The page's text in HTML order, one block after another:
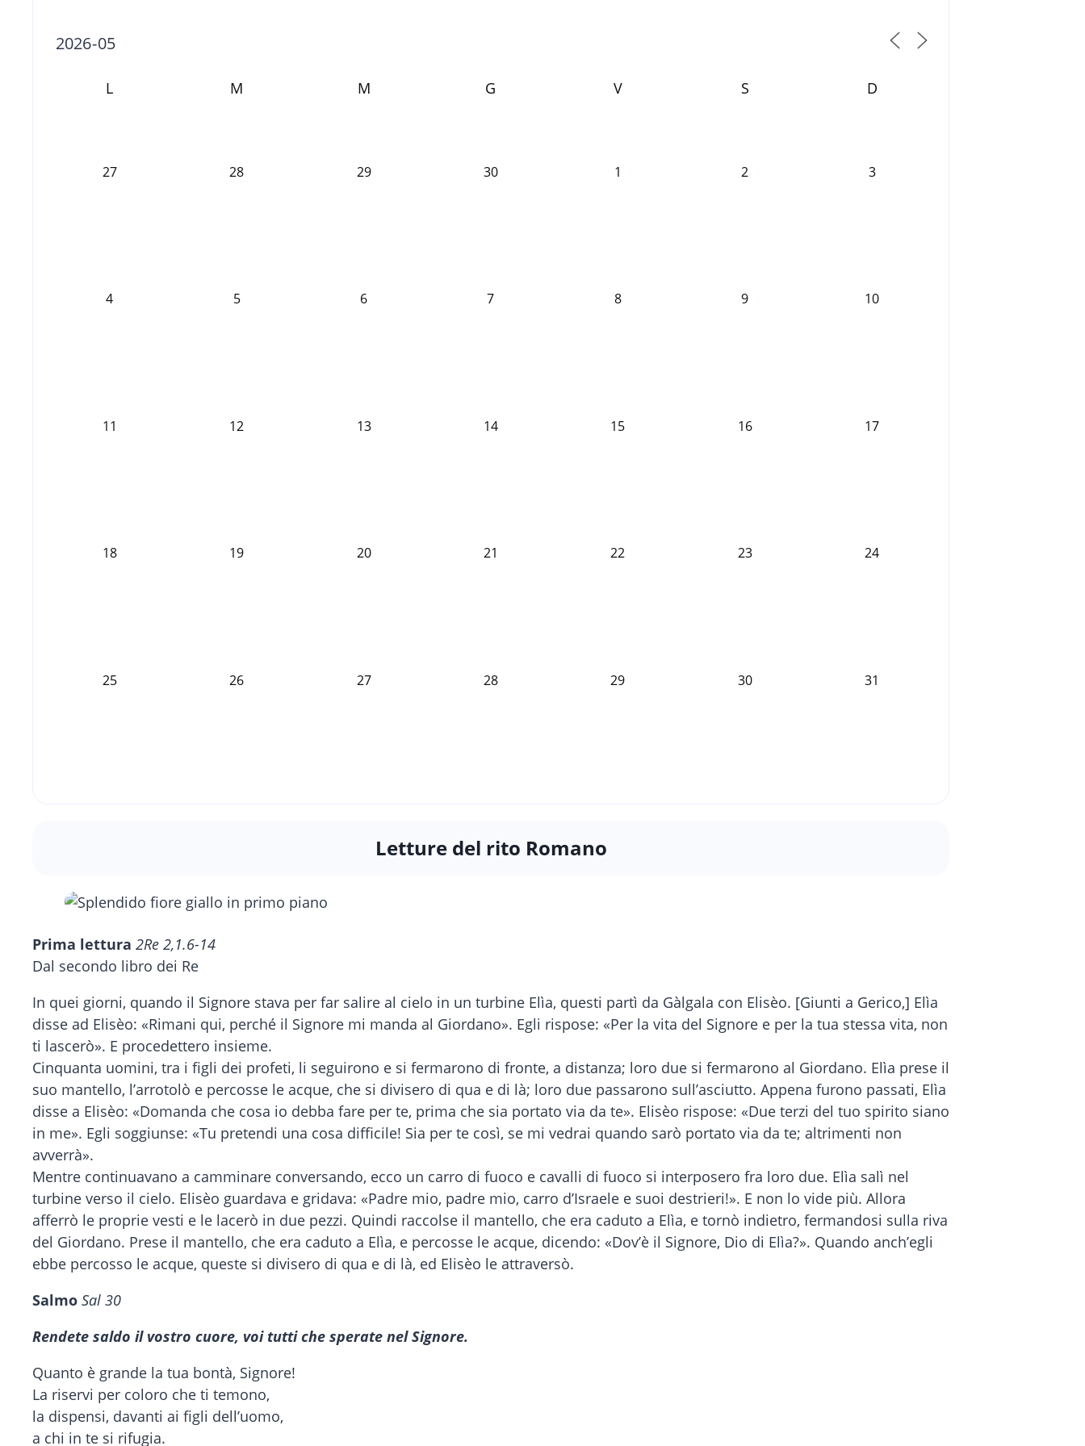
L M M G V S D
27 28 29 30 1 2 3
4 5 6 7 8 9 10
11 12 13 14 15 16 17
18 19 20 21 22 23 24
25 26 27 28 29 30 31
Letture del rito Romano
Prima lettura 2Re 2,1.6-14
Dal secondo libro dei Re
In quei giorni, quando il Signore stava per far salire al cielo in un turbine Elìa, questi partì da Gàlgala con Elisèo. [Giunti a Gerico,] Elìa
disse ad Elisèo: «Rimani qui, perché il Signore mi manda al Giordano». Egli rispose: «Per la vita del Signore e per la tua stessa vita, non
ti lascerò». E procedettero insieme.
Cinquanta uomini, tra i figli dei profeti, li seguirono e si fermarono di fronte, a distanza; loro due si fermarono al Giordano. Elìa prese il
suo mantello, l’arrotolò e percosse le acque, che si divisero di qua e di là; loro due passarono sull’asciutto. Appena furono passati, Elìa
disse a Elisèo: «Domanda che cosa io debba fare per te, prima che sia portato via da te». Elisèo rispose: «Due terzi del tuo spirito siano
in me». Egli soggiunse: «Tu pretendi una cosa difficile! Sia per te così, se mi vedrai quando sarò portato via da te; altrimenti non
avverrà».
Mentre continuavano a camminare conversando, ecco un carro di fuoco e cavalli di fuoco si interposero fra loro due. Elìa salì nel
turbine verso il cielo. Elisèo guardava e gridava: «Padre mio, padre mio, carro d’Israele e suoi destrieri!». E non lo vide più. Allora
afferrò le proprie vesti e le lacerò in due pezzi. Quindi raccolse il mantello, che era caduto a Elìa, e tornò indietro, fermandosi sulla riva
del Giordano. Prese il mantello, che era caduto a Elìa, e percosse le acque, dicendo: «Dov’è il Signore, Dio di Elìa?». Quando anch’egli
ebbe percosso le acque, queste si divisero di qua e di là, ed Elisèo le attraversò.
Salmo Sal 30
Rendete saldo il vostro cuore, voi tutti che sperate nel Signore.
Quanto è grande la tua bontà, Signore!
La riservi per coloro che ti temono,
la dispensi, davanti ai figli dell’uomo,
a chi in te si rifugia.